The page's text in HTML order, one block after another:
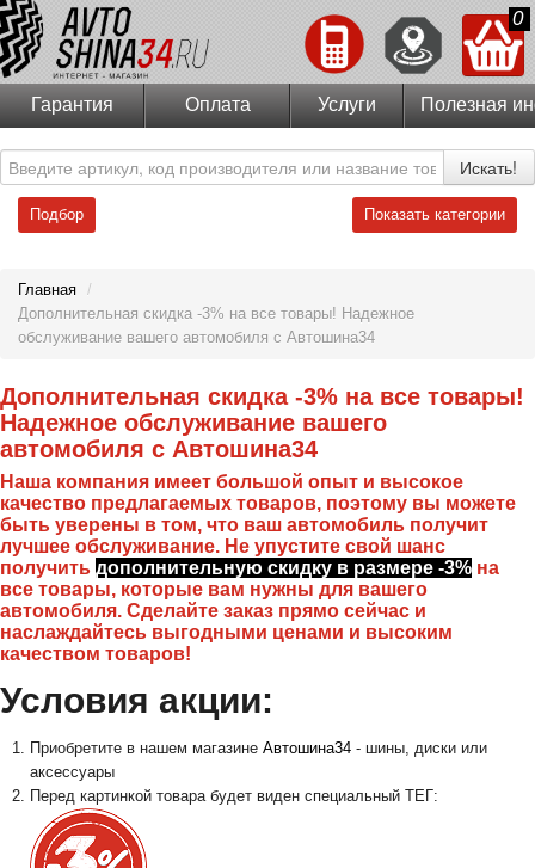
0
Гарантия Оплата Услуги Полезная
Искать!
Подбор Показать категории
Главная /
Дополнительная скидка -3% на все товары! Надежное
обслуживание вашего автомобиля с Автошина34
Дополнительная скидка -3% на все товары!
Надежное обслуживание вашего
автомобиля с Автошина34
Наша компания имеет большой опыт и высокое
качество предлагаемых товаров, поэтому вы можете
быть уверены в том, что ваш автомобиль получит
лучшее обслуживание. Не упустите свой шанс
получить дополнительную скидку в размере -3% на
все товары, которые вам нужны для вашего
автомобиля. Сделайте заказ прямо сейчас и
наслаждайтесь выгодными ценами и высоким
качеством товаров!
Условия акции:
Приобретите в нашем магазине Автошина34 - шины, диски или
аксессуары
Перед картинкой товара будет виден специальный ТЕГ: